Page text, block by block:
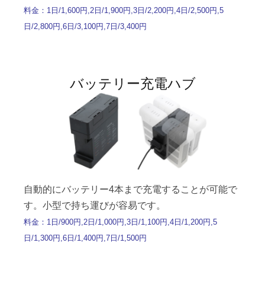
料金：1日/1,600円,2日/1,900円,3日/2,200円,4日/2,500円,5
日/2,800円,6日/3,100円,7日/3,400円
バッテリー充電ハブ
自動的にバッテリー4本まで充電することが可能で
す。小型で持ち運びが容易です。
料金：1日/900円,2日/1,000円,3日/1,100円,4日/1,200円,5
日/1,300円,6日/1,400円,7日/1,500円